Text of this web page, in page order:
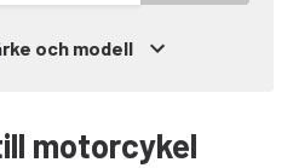
och modell
motorcykel